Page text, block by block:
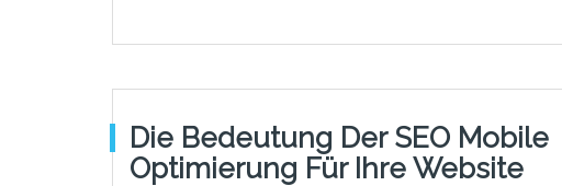
Die Bedeutung Der SEO Mobile
Optimierung Für Ihre Website